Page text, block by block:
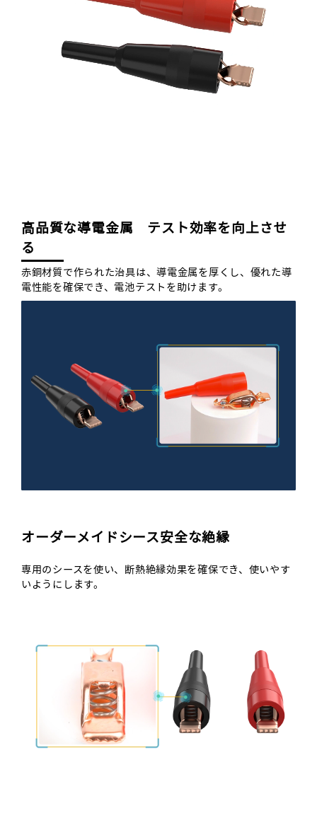
高品質な導電金属 テスト効率を向上させ
る
赤銅材質で作られた治具は、導電金属を厚くし、優れた導
電性能を確保でき、電池テストを助けます。
オーダーメイドシース安全な絶縁
専用のシースを使い、断熱絶縁効果を確保でき、使いやす
いようにします。